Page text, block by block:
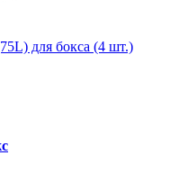
для бокса (4 шт.)